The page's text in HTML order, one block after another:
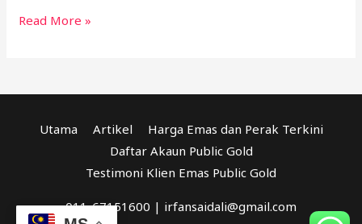
Read More »
Utama Artikel
Harga Emas dan Perak Terkini
Daftar Akaun Public Gold
Testimoni Klien Emas Public Gold
011-67151600 | irfansaidali@gmail.com